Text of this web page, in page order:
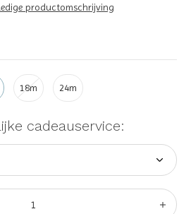
productomschrijving
18m 24m
cadeauservice: